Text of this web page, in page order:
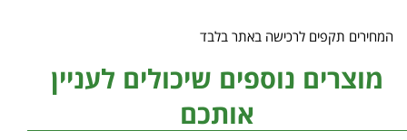
המחירים תקפים לרכישה באתר בלבד
מוצרים נוספים שיכולים לעניין
אותכם